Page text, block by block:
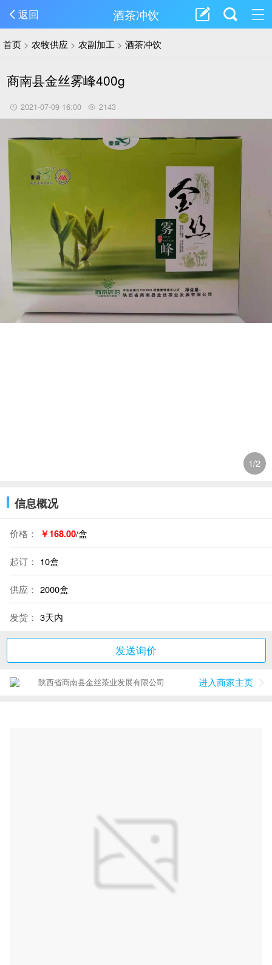
返回 酒茶冲饮
首页 >农牧供应 >农副加工 >酒茶冲饮
商南县金丝雾峰400g
2021-07-09 16:00 2143
1/2
信息概况
价格： ￥168.00/盒
起订： 10盒
供应： 2000盒
发货： 3天内
发送询价
陕西省商南县金丝茶业发展有限公司 进入商家主页